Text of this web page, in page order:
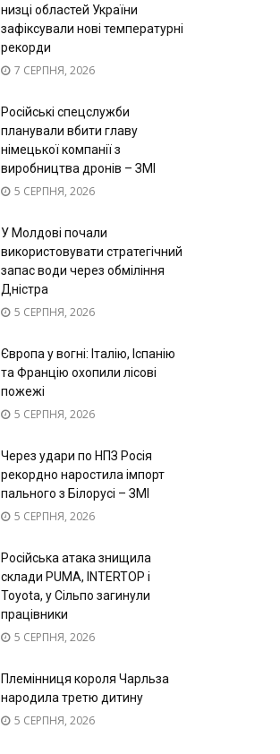
низці областей України
зафіксували нові температурні
рекорди
7 СЕРПНЯ, 2026
Російські спецслужби
планували вбити главу
німецької компанії з
виробництва дронів – ЗМІ
5 СЕРПНЯ, 2026
У Молдові почали
використовувати стратегічний
запас води через обміління
Дністра
5 СЕРПНЯ, 2026
Європа у вогні: Італію, Іспанію
та Францію охопили лісові
пожежі
5 СЕРПНЯ, 2026
Через удари по НПЗ Росія
рекордно наростила імпорт
пального з Білорусі – ЗМІ
5 СЕРПНЯ, 2026
Російська атака знищила
склади PUMA, INTERTOP і
Toyota, у Сільпо загинули
працівники
5 СЕРПНЯ, 2026
Племінниця короля Чарльза
народила третю дитину
5 СЕРПНЯ, 2026